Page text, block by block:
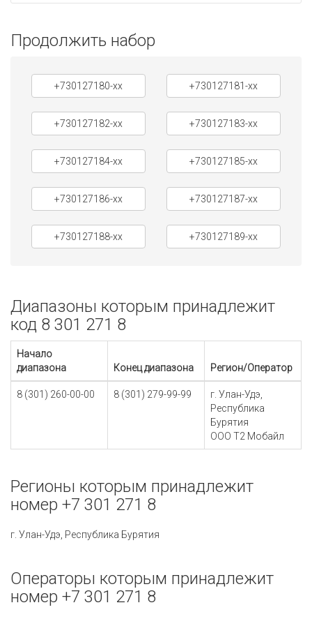
Продолжить набор
+730127180-xx +730127181-xx
+730127182-xx +730127183-xx
+730127184-xx +730127185-xx
+730127186-xx +730127187-xx
+730127188-xx +730127189-xx
Диапазоны которым принадлежит
код 8 301 271 8
Начало
диапазона
Конец диапазона Регион/Оператор
8 (301) 260-00-00 8 (301) 279-99-99
г. Улан-Удэ,
Республика
Бурятия
ООО Т2 Мобайл
Регионы которым принадлежит
номер +7 301 271 8
г. Улан-Удэ, Республика Бурятия
Операторы которым принадлежит
номер +7 301 271 8